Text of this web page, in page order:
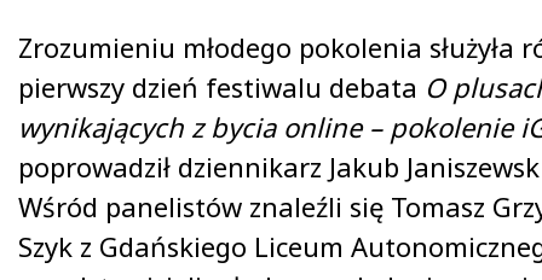
Zrozumieniu młodego pokolenia służyła
pierwszy dzień festiwalu debata O
wynikających z bycia online – pokolenie
poprowadził dziennikarz Jakub
Wśród panelistów znaleźli się Tomasz
Szyk z Gdańskiego Liceum